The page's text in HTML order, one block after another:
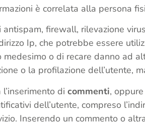
è correlata alla persona
antispam, firewall, rilevazione
Ip, che potrebbe essere
o di recare danno ad
o la profilazione dell’utente,
di commenti,
dell’utente, compreso
Inserendo un commento o